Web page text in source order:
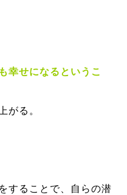
幸せになるというこ
がる。
することで、自らの潜